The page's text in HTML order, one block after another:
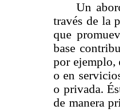
Un
través de la
que
base
por ejemplo,
o en
o privada.
de manera